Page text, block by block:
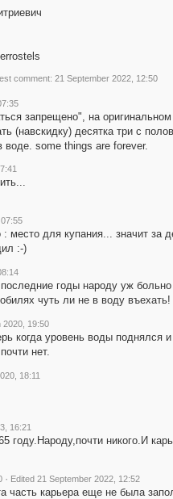
comment: 21 September 2022, 12:50
запрещено", на оригинальном
(навскидку) десятка три с
some things are forever.
: место для купания... значит за
:-)
годы народу уж
чуть ли не в воду въехать!
2020, 19:50
когда уровень воды поднялся
нет.
18:11
16:21
году.Народу,почти никого.И
· Edited 21 September 2022, 12:52
часть карьера еще не была